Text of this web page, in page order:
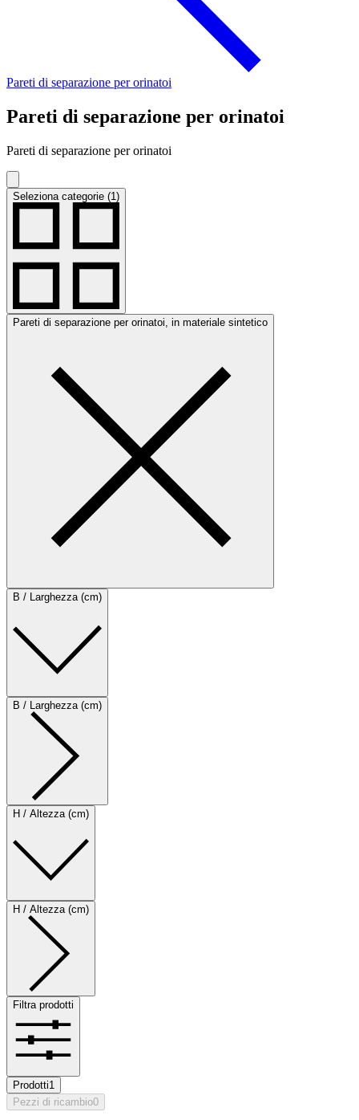
Pareti di separazione per orinatoi
Pareti di separazione per orinatoi
Pareti di separazione per orinatoi
Seleziona categorie (1)
Pareti di separazione per orinatoi, in materiale sintetico
B / Larghezza (cm)
B / Larghezza (cm)
H / Altezza (cm)
H / Altezza (cm)
Filtra prodotti
Prodotti1
Pezzi di ricambio0